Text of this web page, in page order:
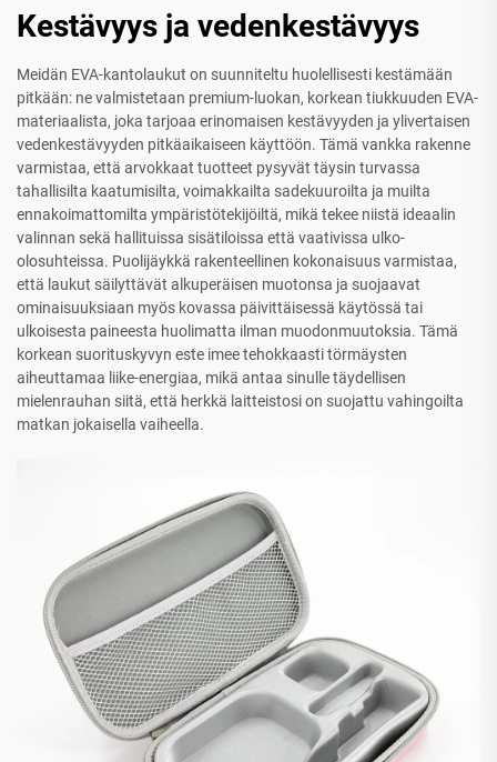
Kestävyys ja vedenkestävyys
Meidän EVA-kantolaukut on suunniteltu huolellisesti kestämään
pitkään: ne valmistetaan premium-luokan, korkean tiukkuuden EVA-
materiaalista, joka tarjoaa erinomaisen kestävyyden ja ylivertaisen
vedenkestävyyden pitkäaikaiseen käyttöön. Tämä vankka rakenne
varmistaa, että arvokkaat tuotteet pysyvät täysin turvassa
tahallisilta kaatumisilta, voimakkailta sadekuuroilta ja muilta
ennakoimattomilta ympäristötekijöiltä, mikä tekee niistä ideaalin
valinnan sekä hallituissa sisätiloissa että vaativissa ulko-
olosuhteissa. Puolijäykkä rakenteellinen kokonaisuus varmistaa,
että laukut säilyttävät alkuperäisen muotonsa ja suojaavat
ominaisuuksiaan myös kovassa päivittäisessä käytössä tai
ulkoisesta paineesta huolimatta ilman muodonmuutoksia. Tämä
korkean suorituskyvyn este imee tehokkaasti törmäysten
aiheuttamaa liike-energiaa, mikä antaa sinulle täydellisen
mielenrauhan siitä, että herkkä laitteistosi on suojattu vahingoilta
matkan jokaisella vaiheella.